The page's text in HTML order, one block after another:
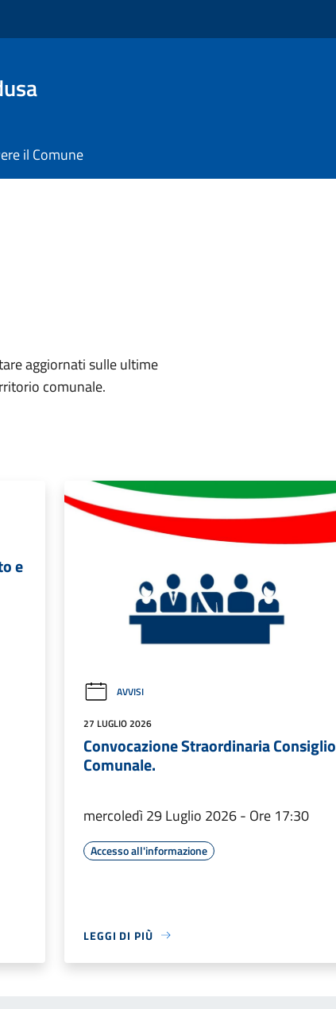
il Comune
aggiornati sulle ultime
comunale.
e
AVVISI
27 LUGLIO 2026
Convocazione Straordinaria Consiglio
Comunale.
mercoledì 29 Luglio 2026 - Ore 17:30
Accesso all'informazione
LEGGI DI PIÙ